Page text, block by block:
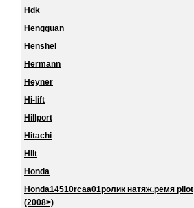
Hdk
Hengguan
Henshel
Hermann
Heyner
Hi-lift
Hillport
Hitachi
Hllt
Honda
Honda14510rcaa01ролик натяж.ремя pilot
(2008>)